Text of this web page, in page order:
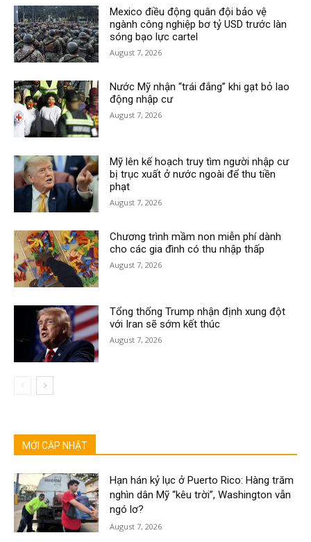
Mexico điều động quân đội bảo vệ
ngành công nghiệp bơ tỷ USD trước làn
sóng bạo lực cartel
August 7, 2026
Nước Mỹ nhận “trái đắng” khi gạt bỏ lao
động nhập cư
August 7, 2026
Mỹ lên kế hoạch truy tìm người nhập cư
bị trục xuất ở nước ngoài để thu tiền
phạt
August 7, 2026
Chương trình mầm non miễn phí dành
cho các gia đình có thu nhập thấp
August 7, 2026
Tổng thống Trump nhận định xung đột
với Iran sẽ sớm kết thúc
August 7, 2026
MỚI CẬP NHẬT
Hạn hán kỷ lục ở Puerto Rico: Hàng trăm
nghìn dân Mỹ “kêu trời”, Washington vẫn
ngó lơ?
August 7, 2026